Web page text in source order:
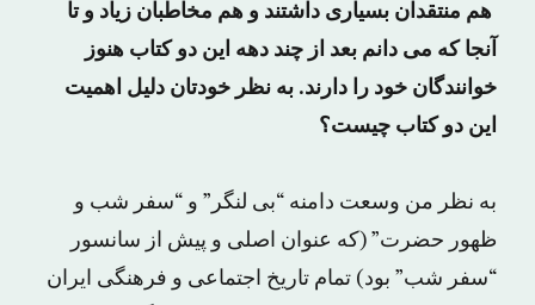
هم منتقدان بسیاری داشتند و هم مخاطبان زیاد و تا
آنجا که می دانم بعد از چند دهه این دو کتاب هنوز
خوانندگان خود را دارند. به نظر خودتان دلیل اهمیت
این دو کتاب چیست؟
به نظر من وسعت دامنه “بی لنگر” و “سفر شب و
ظهور حضرت” (که عنوان اصلی و پیش از سانسور
“سفر شب” بود) تمام تاریخ اجتماعی و فرهنگی ایران